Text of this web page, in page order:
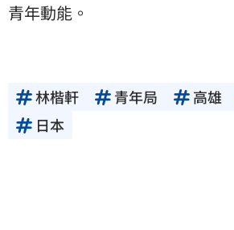
青年動能。
林楷軒 青年局 高雄
日本